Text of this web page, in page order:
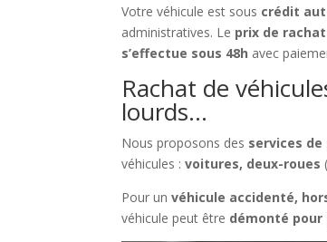
Votre véhicule est sous crédit
administratives. Le prix de rachat
s’effectue sous 48h avec
Rachat de
lourds…
Nous proposons des services
véhicules :voitures, deux-roues
Pour unvéhicule accidenté,
véhicule peut être démonté pour